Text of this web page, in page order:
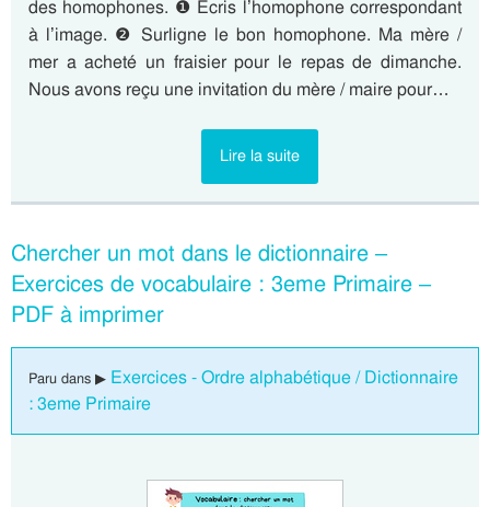
des homophones. ❶ Écris l’homophone correspondant
à l’image. ❷ Surligne le bon homophone. Ma mère /
mer a acheté un fraisier pour le repas de dimanche.
Nous avons reçu une invitation du mère / maire pour…
Lire la suite
Chercher un mot dans le dictionnaire –
Exercices de vocabulaire : 3eme Primaire –
PDF à imprimer
Paru dans ▶ Exercices - Ordre alphabétique / Dictionnaire
: 3eme Primaire